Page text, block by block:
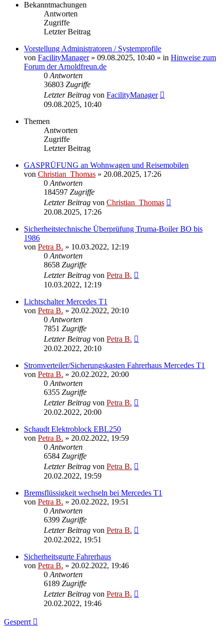
Bekanntmachungen
Antworten
Zugriffe
Letzter Beitrag
Vorstellung Administratoren / Systemprofile
von FacilityManager» 09.08.2025, 10:40 » in Hinweise zum
Forum der Arnoldfreun.de
0Antworten
36803 Zugriffe
Letzter Beitrag von FacilityManager
09.08.2025, 10:40
Themen
Antworten
Zugriffe
Letzter Beitrag
GASPRÜFUNG an Wohnwagen und Reisemobilen
von Christian_Thomas » 20.08.2025, 17:26
0Antworten
184597 Zugriffe
Letzter Beitrag von Christian_Thomas
20.08.2025, 17:26
Sicherheitstechnische Überprüfung Truma-Boiler BO bis
1986
von Petra B. » 10.03.2022, 12:19
0Antworten
8658 Zugriffe
Letzter Beitrag von Petra B.
10.03.2022, 12:19
Lichtschalter Mercedes T1
von Petra B. » 20.02.2022, 20:10
0Antworten
7851 Zugriffe
Letzter Beitrag von Petra B.
20.02.2022, 20:10
Stromverteiler/Sicherungskasten Fahrerhaus Mercedes T1
von Petra B. » 20.02.2022, 20:00
0Antworten
6355 Zugriffe
Letzter Beitrag von Petra B.
20.02.2022, 20:00
Schaudt Elektroblock EBL250
von Petra B. » 20.02.2022, 19:59
0Antworten
6584 Zugriffe
Letzter Beitrag von Petra B.
20.02.2022, 19:59
Bremsflüssigkeit wechseln bei Mercedes T1
von Petra B. » 20.02.2022, 19:51
0Antworten
6399 Zugriffe
Letzter Beitrag von Petra B.
20.02.2022, 19:51
Sicherheitsgurte Fahrerhaus
von Petra B. » 20.02.2022, 19:46
0Antworten
6189 Zugriffe
Letzter Beitrag von Petra B.
20.02.2022, 19:46
Gesperrt